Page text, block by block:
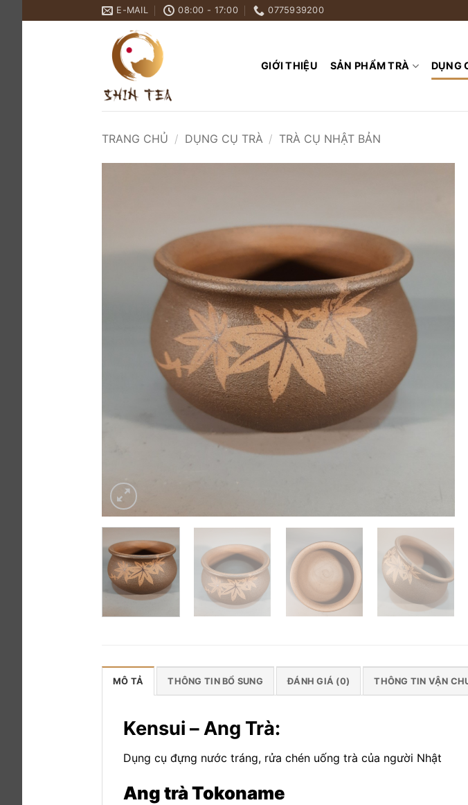
qua
E-MAIL 08:00 - 17:00 0775939200
GIỚI THIỆU SẢN PHẨM TRÀ DỤNG
TRANG CHỦ / DỤNG CỤ TRÀ / TRÀ CỤ NHẬT BẢN
MÔ TẢ THÔNG TIN BỔ SUNG ĐÁNH GIÁ (0) THÔNG TIN VẬN
Kensui – Ang Trà:
Dụng cụ đựng nước tráng, rửa chén uống trà của người Nhật
Ang trà Tokoname